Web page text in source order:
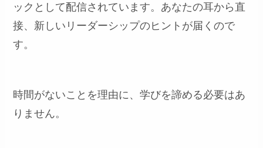
ックとして配信されています。あなたの耳から直
接、新しいリーダーシップのヒントが届くので
す。
時間がないことを理由に、学びを諦める必要はあ
りません。